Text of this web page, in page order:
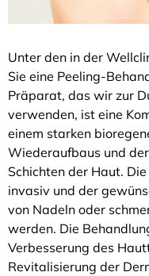
Unter den in der
Sie eine Peeling-
Präparat, das wir zur
verwenden, ist eine
einem starken
Wiederaufbaus und
Schichten der Haut.
invasiv und der
von Nadeln oder
werden. Die
Verbesserung des
Revitalisierung der